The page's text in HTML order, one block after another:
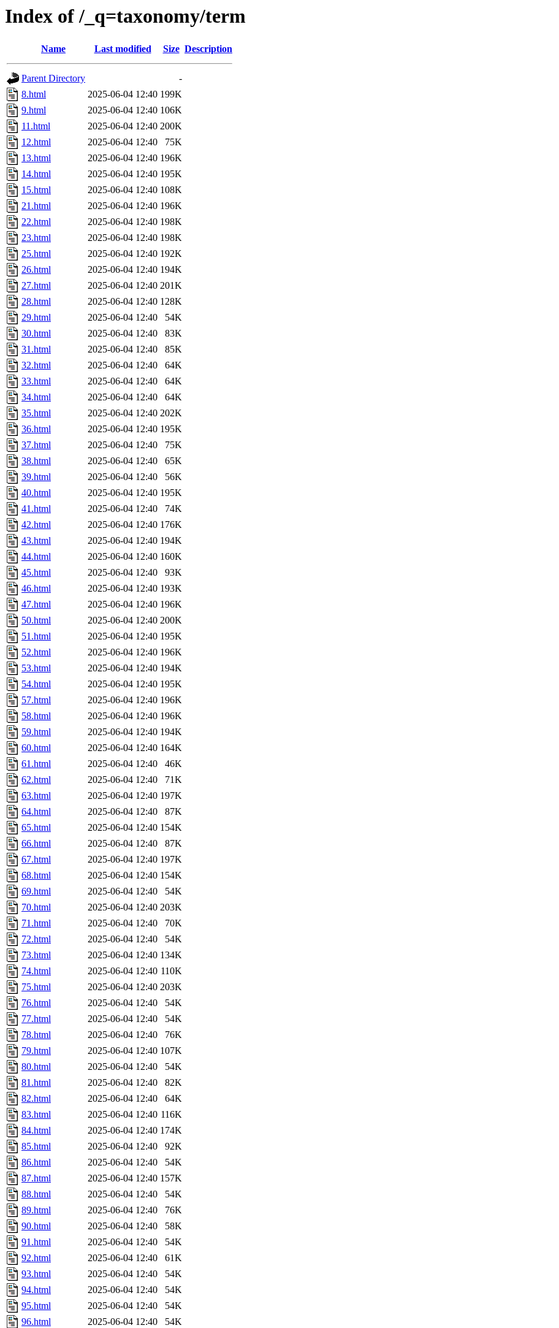
Index of /_q=taxonomy/term
Name Last modified Size Description
Parent Directory
-
8.html
2025-06-04 12:40 199K
9.html
2025-06-04 12:40 106K
11.html
2025-06-04 12:40 200K
12.html
2025-06-04 12:40
75K
13.html
2025-06-04 12:40 196K
14.html
2025-06-04 12:40 195K
15.html
2025-06-04 12:40 108K
21.html
2025-06-04 12:40 196K
22.html
2025-06-04 12:40 198K
23.html
2025-06-04 12:40 198K
25.html
2025-06-04 12:40 192K
26.html
2025-06-04 12:40 194K
27.html
2025-06-04 12:40 201K
28.html
2025-06-04 12:40 128K
29.html
2025-06-04 12:40
54K
30.html
2025-06-04 12:40
83K
31.html
2025-06-04 12:40
85K
32.html
2025-06-04 12:40
64K
33.html
2025-06-04 12:40
64K
34.html
2025-06-04 12:40
64K
35.html
2025-06-04 12:40 202K
36.html
2025-06-04 12:40 195K
37.html
2025-06-04 12:40
75K
38.html
2025-06-04 12:40
65K
39.html
2025-06-04 12:40
56K
40.html
2025-06-04 12:40 195K
41.html
2025-06-04 12:40
74K
42.html
2025-06-04 12:40 176K
43.html
2025-06-04 12:40 194K
44.html
2025-06-04 12:40 160K
45.html
2025-06-04 12:40
93K
46.html
2025-06-04 12:40 193K
47.html
2025-06-04 12:40 196K
50.html
2025-06-04 12:40 200K
51.html
2025-06-04 12:40 195K
52.html
2025-06-04 12:40 196K
53.html
2025-06-04 12:40 194K
54.html
2025-06-04 12:40 195K
57.html
2025-06-04 12:40 196K
58.html
2025-06-04 12:40 196K
59.html
2025-06-04 12:40 194K
60.html
2025-06-04 12:40 164K
61.html
2025-06-04 12:40
46K
62.html
2025-06-04 12:40
71K
63.html
2025-06-04 12:40 197K
64.html
2025-06-04 12:40
87K
65.html
2025-06-04 12:40 154K
66.html
2025-06-04 12:40
87K
67.html
2025-06-04 12:40 197K
68.html
2025-06-04 12:40 154K
69.html
2025-06-04 12:40
54K
70.html
2025-06-04 12:40 203K
71.html
2025-06-04 12:40
70K
72.html
2025-06-04 12:40
54K
73.html
2025-06-04 12:40 134K
74.html
2025-06-04 12:40 110K
75.html
2025-06-04 12:40 203K
76.html
2025-06-04 12:40
54K
77.html
2025-06-04 12:40
54K
78.html
2025-06-04 12:40
76K
79.html
2025-06-04 12:40 107K
80.html
2025-06-04 12:40
54K
81.html
2025-06-04 12:40
82K
82.html
2025-06-04 12:40
64K
83.html
2025-06-04 12:40 116K
84.html
2025-06-04 12:40 174K
85.html
2025-06-04 12:40
92K
86.html
2025-06-04 12:40
54K
87.html
2025-06-04 12:40 157K
88.html
2025-06-04 12:40
54K
89.html
2025-06-04 12:40
76K
90.html
2025-06-04 12:40
58K
91.html
2025-06-04 12:40
54K
92.html
2025-06-04 12:40
61K
93.html
2025-06-04 12:40
54K
94.html
2025-06-04 12:40
54K
95.html
2025-06-04 12:40
54K
96.html
2025-06-04 12:40
54K